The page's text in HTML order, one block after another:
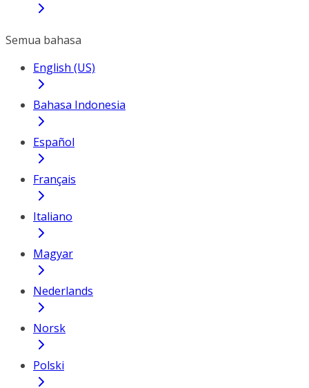
Semua bahasa
English (US)
Bahasa Indonesia
Español
Français
Italiano
Magyar
Nederlands
Norsk
Polski